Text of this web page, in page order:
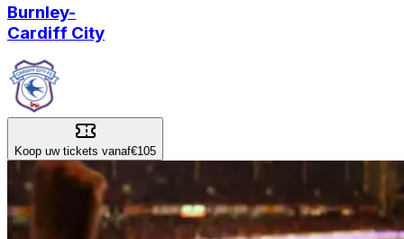
Burnley-
Cardiff City
Koop uw tickets vanaf€105